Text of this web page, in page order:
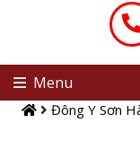
Menu
Đông Y Sơn